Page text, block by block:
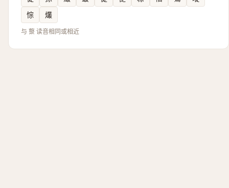
悰
爜
与 藂 读音相同或相近